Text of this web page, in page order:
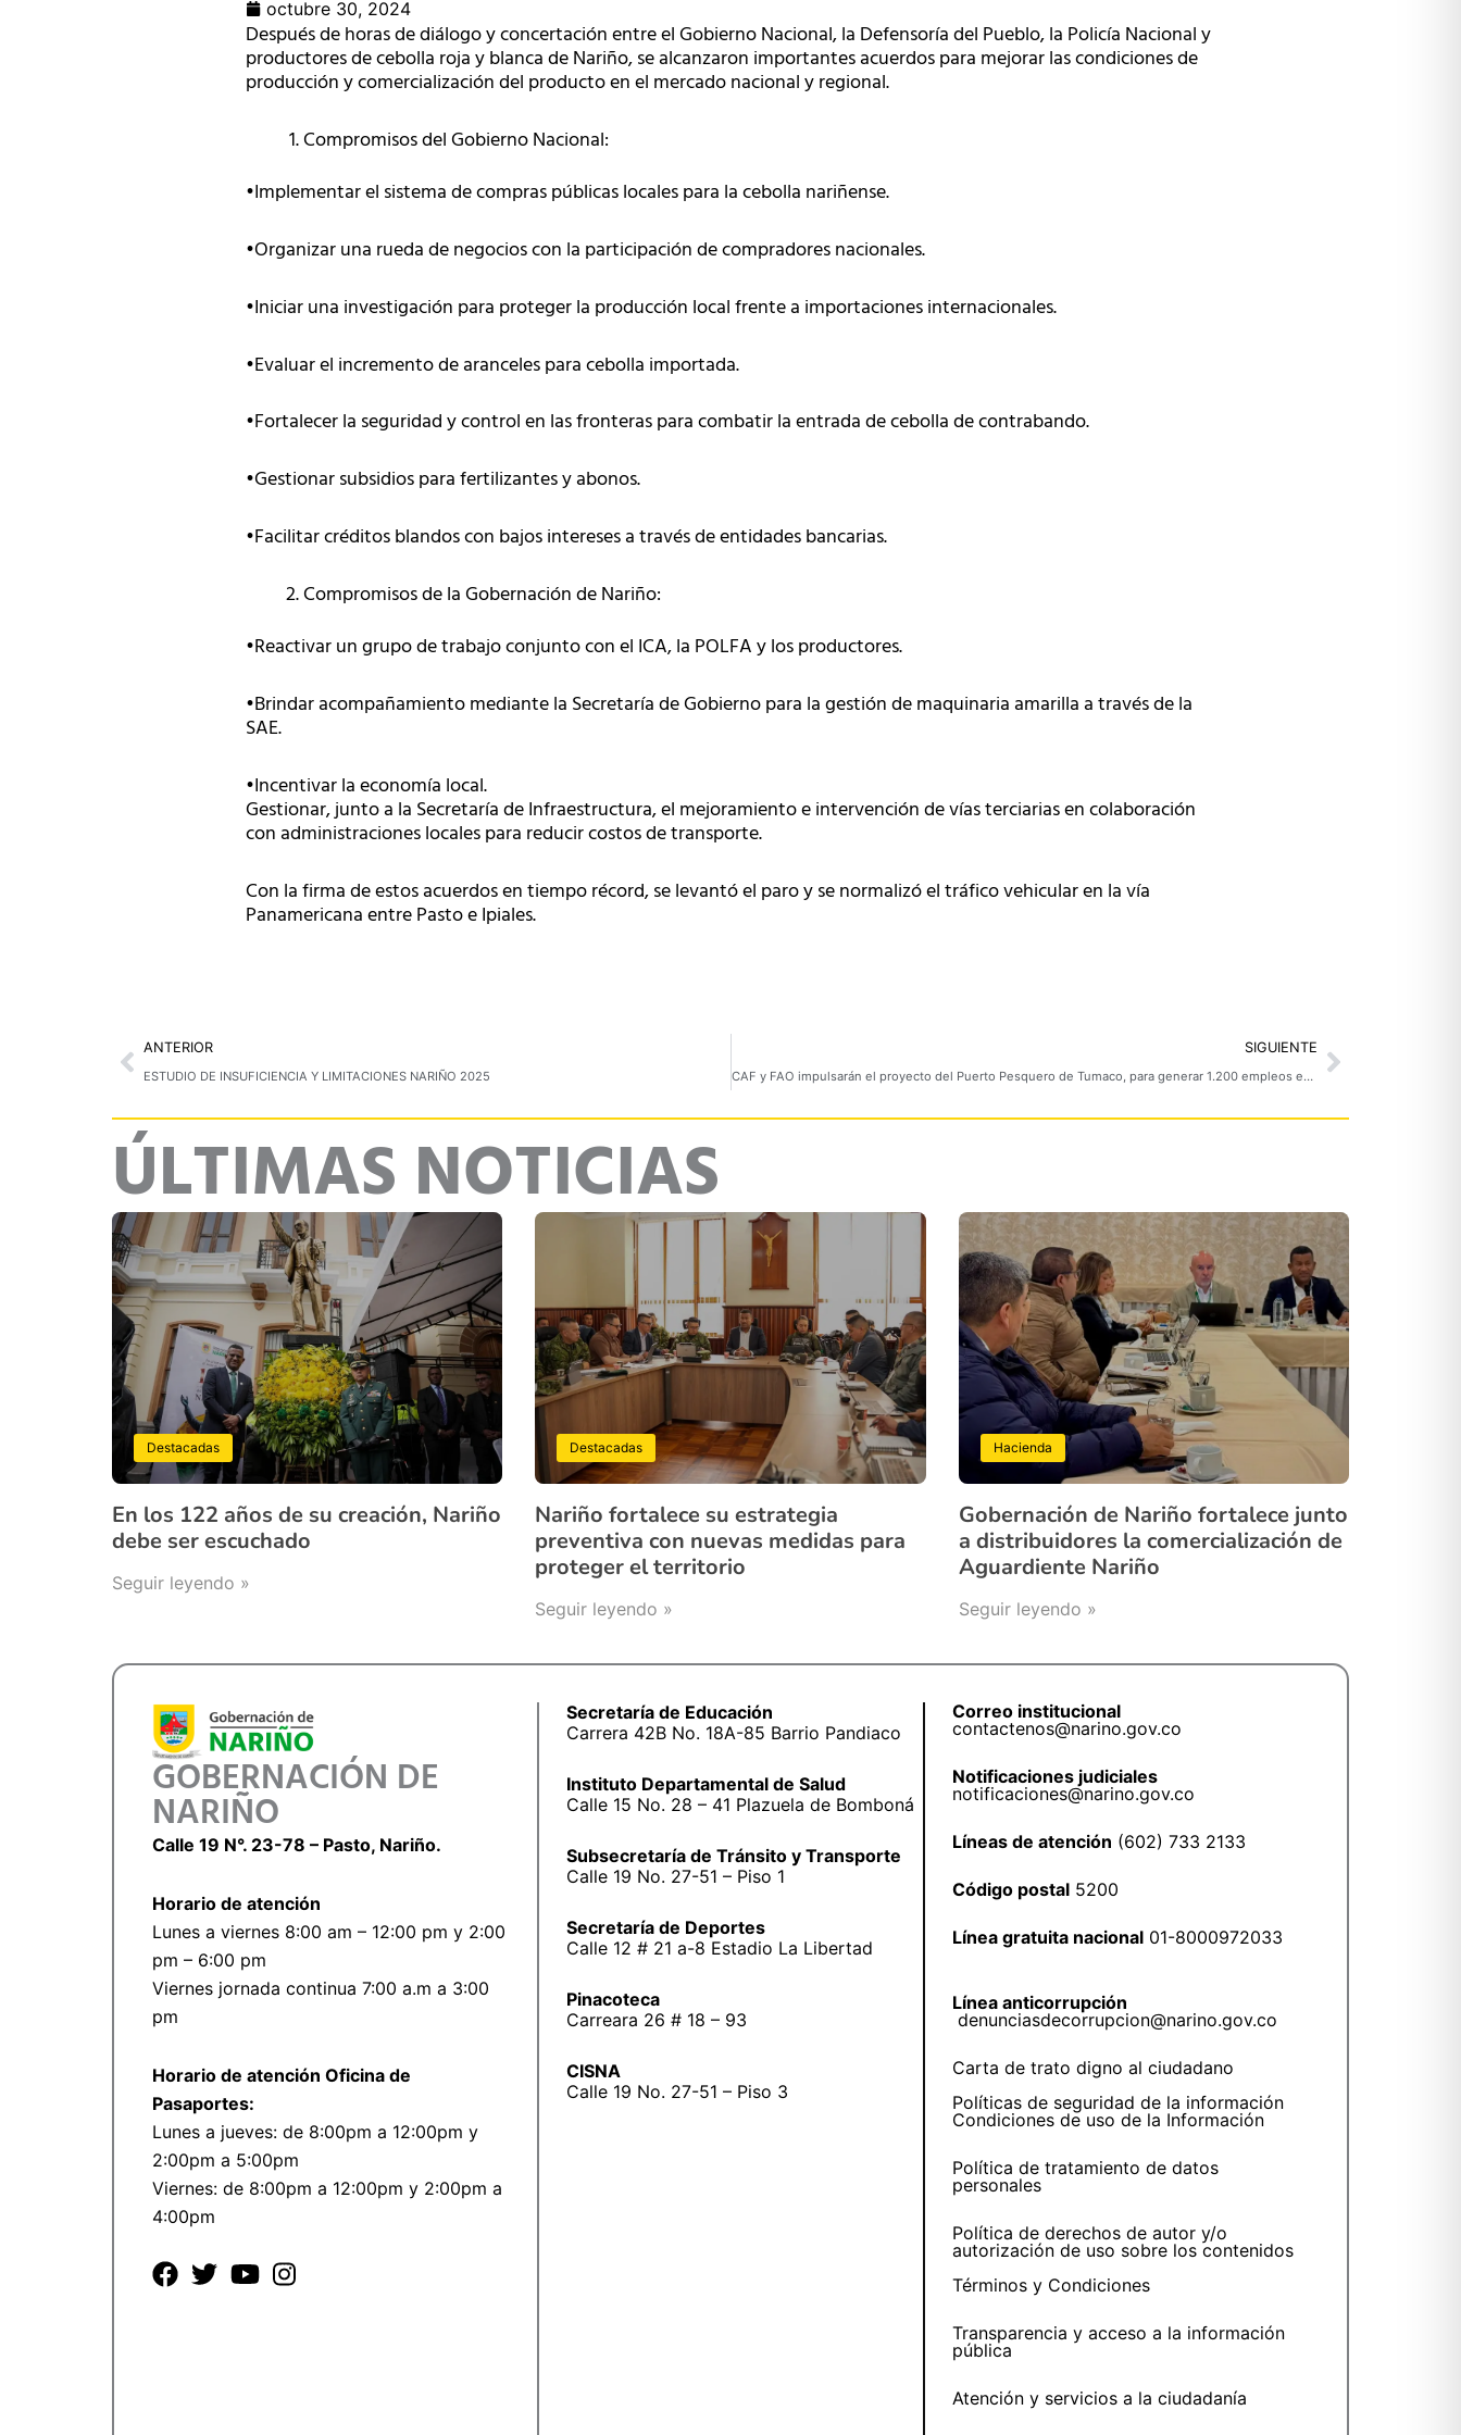
octubre 30, 2024
Después de horas de diálogo y concertación entre el Gobierno Nacional, la Defensoría del Pueblo, la Policía Nacional y
productores de cebolla roja y blanca de Nariño, se alcanzaron importantes acuerdos para mejorar las condiciones de
producción y comercialización del producto en el mercado nacional y regional.
Compromisos del Gobierno Nacional:
•Implementar el sistema de compras públicas locales para la cebolla nariñense.
•Organizar una rueda de negocios con la participación de compradores nacionales.
•Iniciar una investigación para proteger la producción local frente a importaciones internacionales.
•Evaluar el incremento de aranceles para cebolla importada.
•Fortalecer la seguridad y control en las fronteras para combatir la entrada de cebolla de contrabando.
•Gestionar subsidios para fertilizantes y abonos.
•Facilitar créditos blandos con bajos intereses a través de entidades bancarias.
Compromisos de la Gobernación de Nariño:
•Reactivar un grupo de trabajo conjunto con el ICA, la POLFA y los productores.
•Brindar acompañamiento mediante la Secretaría de Gobierno para la gestión de maquinaria amarilla a través de la
SAE.
•Incentivar la economía local.
Gestionar, junto a la Secretaría de Infraestructura, el mejoramiento e intervención de vías terciarias en colaboración
con administraciones locales para reducir costos de transporte.
Con la firma de estos acuerdos en tiempo récord, se levantó el paro y se normalizó el tráfico vehicular en la vía
Panamericana entre Pasto e Ipiales.
Prev
ANTERIOR
ESTUDIO DE INSUFICIENCIA Y LIMITACIONES NARIÑO 2025
SIGUIENTE
CAF y FAO impulsarán el proyecto del Puerto Pesquero de Tumaco, para generar 1.200 empleos en el pacífico nariñense
Next
ÚLTIMAS NOTICIAS
Destacadas
En los 122 años de su creación, Nariño
debe ser escuchado
Seguir leyendo »
Destacadas
Nariño fortalece su estrategia
preventiva con nuevas medidas para
proteger el territorio
Seguir leyendo »
Hacienda
Gobernación de Nariño fortalece junto
a distribuidores la comercialización de
Aguardiente Nariño
Seguir leyendo »
GOBERNACIÓN DE
NARIÑO
Calle 19 N°. 23-78 – Pasto, Nariño.
Horario de atención
Lunes a viernes 8:00 am – 12:00 pm y 2:00
pm – 6:00 pm
Viernes jornada continua 7:00 a.m a 3:00
pm
Horario de atención Oficina de
Pasaportes:
Lunes a jueves: de 8:00pm a 12:00pm y
2:00pm a 5:00pm
Viernes: de 8:00pm a 12:00pm y 2:00pm a
4:00pm
Secretaría de Educación
Carrera 42B No. 18A-85 Barrio Pandiaco
Instituto Departamental de Salud
Calle 15 No. 28 – 41 Plazuela de Bomboná
Subsecretaría de Tránsito y Transporte
Calle 19 No. 27-51 – Piso 1
Secretaría de Deportes
Calle 12 # 21 a-8 Estadio La Libertad
Pinacoteca
Carreara 26 # 18 – 93
CISNA
Calle 19 No. 27-51 – Piso 3
Correo institucional
contactenos@narino.gov.co
Notificaciones judiciales
notificaciones@narino.gov.co
Líneas de atención (602) 733 2133
Código postal 5200
Línea gratuita nacional 01-8000972033
Línea anticorrupción
denunciasdecorrupcion@narino.gov.co
Carta de trato digno al ciudadano
Políticas de seguridad de la información
Condiciones de uso de la Información
Política de tratamiento de datos
personales
Política de derechos de autor y/o
autorización de uso sobre los contenidos
Términos y Condiciones
Transparencia y acceso a la información
pública
Atención y servicios a la ciudadanía